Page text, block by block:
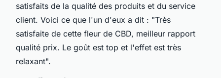
satisfaits de la qualité des produits et du service
client. Voici ce que l'un d'eux a dit : "Très
satisfaite de cette fleur de CBD, meilleur rapport
qualité prix. Le goût est top et l'effet est très
relaxant".